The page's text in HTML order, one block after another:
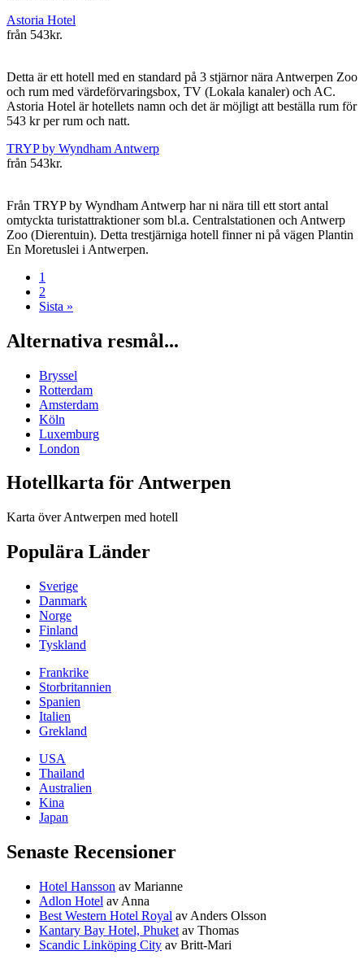
Astoria Hotel
från 543kr.
Detta är ett hotell med en standard på 3 stjärnor nära Antwerpen Zoo
och rum med värdeförvaringsbox, TV (Lokala kanaler) och AC.
Astoria Hotel är hotellets namn och det är möjligt att beställa rum för
543 kr per rum och natt.
TRYP by Wyndham Antwerp
från 543kr.
Från TRYP by Wyndham Antwerp har ni nära till ett stort antal
omtyckta turistattraktioner som bl.a. Centralstationen och Antwerp
Zoo (Dierentuin). Detta trestjärniga hotell finner ni på vägen Plantin
En Moretuslei i Antwerpen.
1
2
Sista »
Alternativa resmål...
Bryssel
Rotterdam
Amsterdam
Köln
Luxemburg
London
Hotellkarta för Antwerpen
Karta över Antwerpen med hotell
Populära Länder
Sverige
Danmark
Norge
Finland
Tyskland
Frankrike
Storbritannien
Spanien
Italien
Grekland
USA
Thailand
Australien
Kina
Japan
Senaste Recensioner
Hotel Hansson av Marianne
Adlon Hotel av Anna
Best Western Hotel Royal av Anders Olsson
Kantary Bay Hotel, Phuket av Thomas
Scandic Linköping City av Britt-Mari